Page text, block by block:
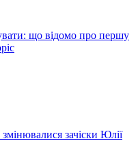
що відомо про першу
зачіски Юлії